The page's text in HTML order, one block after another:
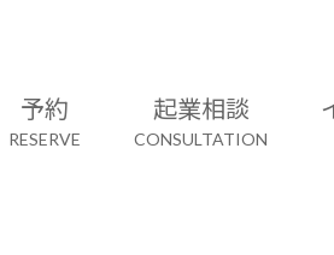
予約
RESERVE
起業相談
CONSULTATION